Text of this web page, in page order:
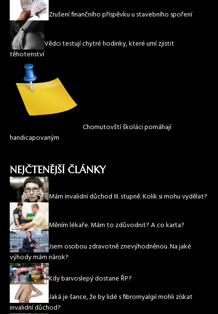
Zrušení finančního příspěvku u stavebního spoření
Vědci testují chytré hodinky, které umí zjistit
těhotenství
Chomutovští školáci pomáhají
handicapovaným
NEJČTENĚJŠÍ ČLÁNKY
Mám invalidní důchod III. stupně. Kolik si mohu vydělat?
Měním lékaře. Mám to zdůvodnit? A co karta?
Jsem osobou zdravotně znevýhodněnou. Na jaké
výhody mám nárok?
Kdy barvoslepý dostane ŘP?
Jaká je šance, že by lidé s fibromyalgií mohli získat
invalidní důchod?